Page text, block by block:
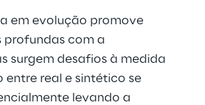
em evolução promove
profundas com a
surgem desafios à medida
entre real e sintético se
levando a